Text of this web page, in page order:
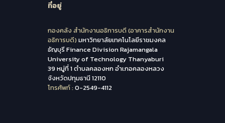
ที่อยู่
กองคลัง สำนักงานอธิการบดี (อาคารสำนักงาน
อธิการบดี) มหาวิทยาลัยเทคโนโลยีราชมงคล
ธัญบุรี Finance Division Rajamangala
University of Technology Thanyaburi
39 หมู่ที่ 1 ตำบลคลองหก อำเภอคลองหลวง
จังหวัดปทุมธานี 12110
โทรศัพท์ : 0-2549-4112